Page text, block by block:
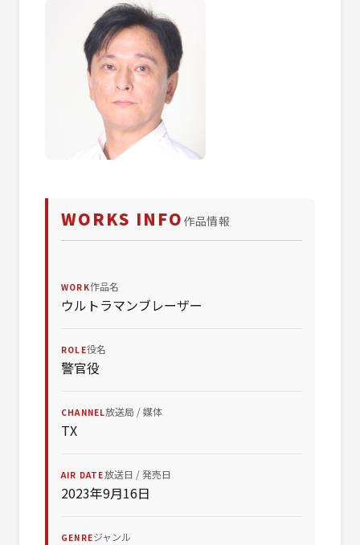
WORKS INFO 作品情報
WORK作品名
ウルトラマンブレーザー
ROLE役名
警官役
CHANNEL放送局 / 媒体
TX
AIR DATE放送日 / 発売日
2023年9月16日
GENREジャンル